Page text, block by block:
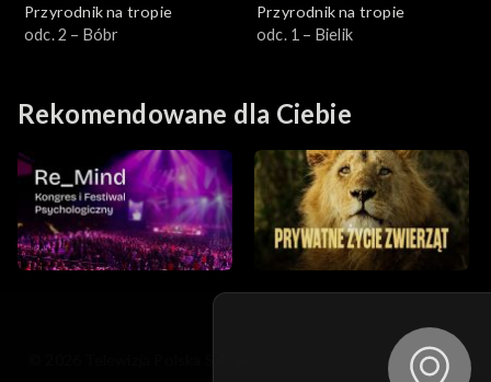
Przyrodnik na tropie
odc. 2 – Bóbr
Przyrodnik na tropie
odc. 1 – Bielik
Rekomendowane dla Ciebie